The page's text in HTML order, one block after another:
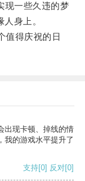
一些久违的梦
身上。
得庆祝的日
出现卡顿、掉线的情
我的游戏水平提升了
支持[0] 反对[0]